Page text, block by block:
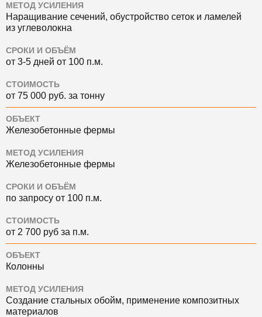
МЕТОД УСИЛЕНИЯ
Наращивание сечений, обустройство сеток и ламелей
из углеволокна
СРОКИ И ОБЪЁМ
от 3-5 дней от 100 п.м.
СТОИМОСТЬ
от 75 000 руб. за тонну
ОБЪЕКТ
Железобетонные фермы
МЕТОД УСИЛЕНИЯ
Железобетонные фермы
СРОКИ И ОБЪЁМ
по запросу от 100 п.м.
СТОИМОСТЬ
от 2 700 руб за п.м.
ОБЪЕКТ
Колонны
МЕТОД УСИЛЕНИЯ
Создание стальных обойм, применение композитных
материалов